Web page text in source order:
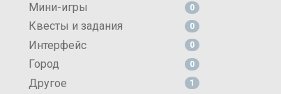
Мини-игры 0
Квесты и задания 0
Интерфейс 0
Город 0
Другое 1